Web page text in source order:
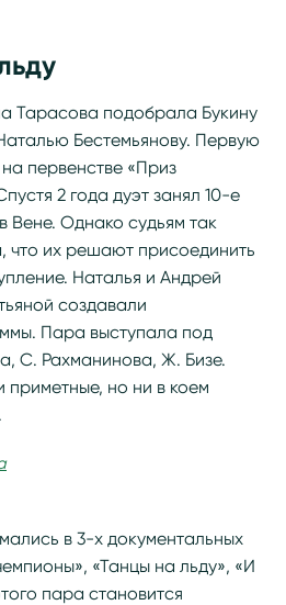
Тарасова подобрала Букину
Бестемьянову. Первую
первенстве «Приз
2 года дуэт занял 10-е
Вене. Однако судьям так
что их решают присоединить
Наталья и Андрей
создавали
Пара выступала под
С. Рахманинова, Ж. Бизе.
но ни в коем
в 3-х документальных
«Танцы на льду», «И
пара становится